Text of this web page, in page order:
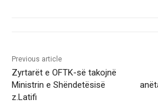
Previous article
Zyrtarët e OFTK-së takojnë
Ministrin e Shëndetësisë
z.Latifi